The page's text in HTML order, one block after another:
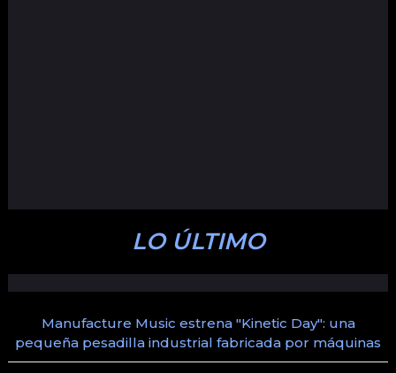
LO ÚLTIMO
Manufacture Music estrena "Kinetic Day": una
pequeña pesadilla industrial fabricada por máquinas